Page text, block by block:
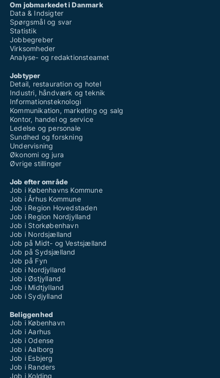
Om jobmarkedet i Danmark
Data & Indsigter
Spørgsmål og svar
Statistik
Jobbegreber
Virksomheder
Analyse- og redaktionsteamet
Jobtyper
Detail, restauration og hotel
Industri, håndværk og teknik
Informationsteknologi
Kommunikation, marketing og salg
Kontor, handel og service
Ledelse og personale
Sundhed og forskning
Undervisning
Økonomi og jura
Øvrige stillinger
Job efter område
Job i Københavns Kommune
Job i Århus Kommune
Job i Region Hovedstaden
Job i Region Nordjylland
Job i Storkøbenhavn
Job i Nordsjælland
Job på Midt- og Vestsjælland
Job på Sydsjælland
Job på Fyn
Job i Nordjylland
Job i Østjylland
Job i Midtjylland
Job i Sydjylland
Beliggenhed
Job i København
Job i Aarhus
Job i Odense
Job i Aalborg
Job i Esbjerg
Job i Randers
Job i Kolding